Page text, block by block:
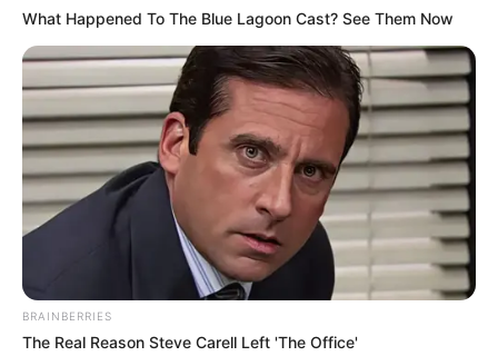
su primer hijo con Juan
David Tejada
HIJOS
Aída Victoria Merlano dio
a luz y mostró el
momento: "Me
desbloqueaste cosas que
nunca había sentido"
What Happened To The Blue Lagoon Cast? See Them Now
BRAINBERRIES
The Real Reason Steve Carell Left 'The Office'